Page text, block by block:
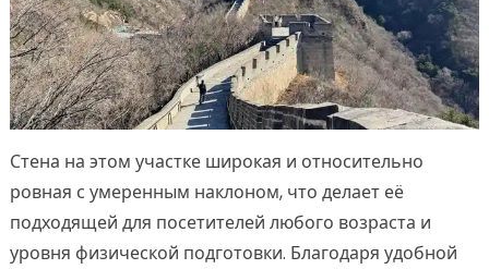
Стена на этом участке широкая и относительно
ровная с умеренным наклоном, что делает её
подходящей для посетителей любого возраста и
уровня физической подготовки. Благодаря удобной